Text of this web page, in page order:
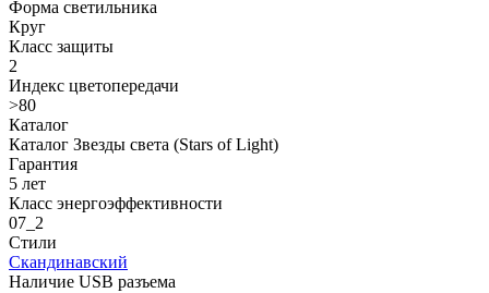
Форма светильника
Круг
Класс защиты
2
Индекс цветопередачи
>80
Каталог
Каталог Звезды света (Stars of Light)
Гарантия
5 лет
Класс энергоэффективности
07_2
Стили
Скандинавский
Наличие USB разъема